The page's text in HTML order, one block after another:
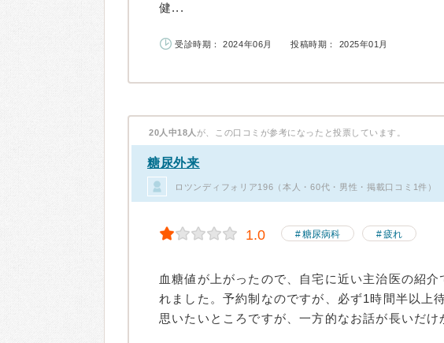
健...
受診時期： 2024年06月 投稿時期： 2025年01月
20人中18人 が、この口コミが参考になったと投票しています。
糖尿外来
ロツンディフォリア196（本人・60代・男性・掲載口コミ1件）
1.0 糖尿病科 疲れ
血糖値が上がったので、自宅に近い主治医の紹
れました。予約制なのですが、必ず1時間半以上
思いたいところですが、一方的なお話が長いだけ